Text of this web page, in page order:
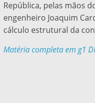
República, pelas mãos
engenheiro Joaquim
cálculo estrutural da
Matéria completa em g1